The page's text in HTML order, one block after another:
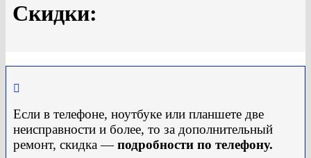
Скидки:

Если в телефоне, ноутбуке или планшете две
неисправности и более, то за дополнительный
ремонт, скидка —подробности по телефону.